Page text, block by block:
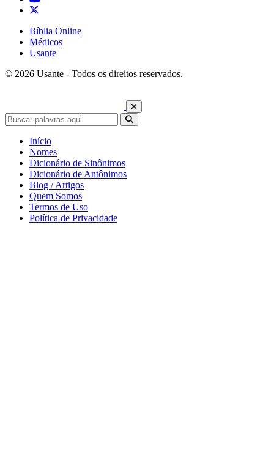
Bíblia Online
Médicos
Usante
© 2026 Usante - Todos os direitos reservados.
Início
Nomes
Dicionário de Sinônimos
Dicionário de Antônimos
Blog / Artigos
Quem Somos
Termos de Uso
Política de Privacidade